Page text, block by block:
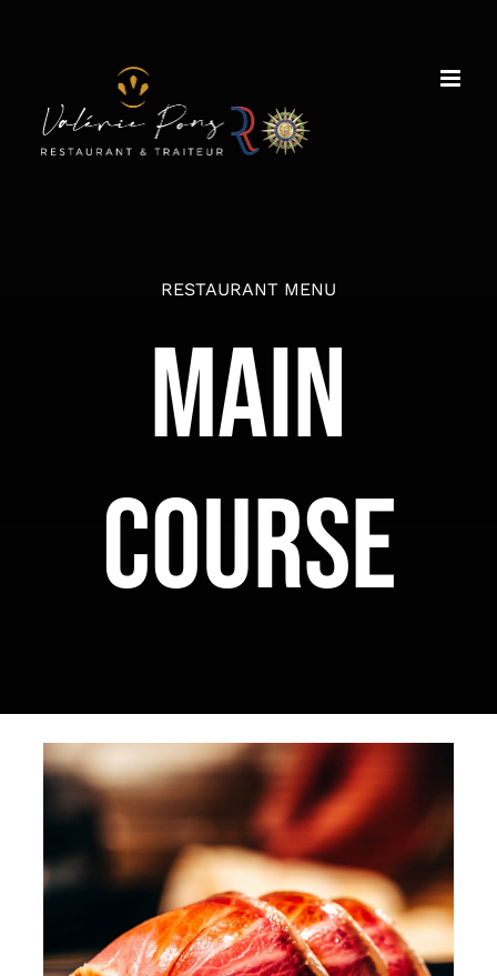
RESTAURANT MENU
MAIN
COURSE